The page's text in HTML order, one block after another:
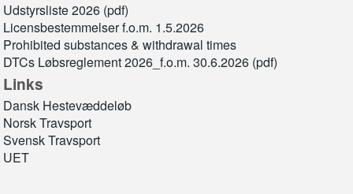
Udstyrsliste 2026 (pdf)
Licensbestemmelser f.o.m. 1.5.2026
Prohibited substances & withdrawal times
DTCs Løbsreglement 2026_f.o.m. 30.6.2026 (pdf)
Links
Dansk Hestevæddeløb
Norsk Travsport
Svensk Travsport
UET